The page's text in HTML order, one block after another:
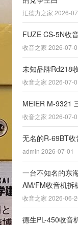
汇德力之家 2026-
FUZE CS-5N收
收音之家 2026-07-
未知品牌Rd218
收音之家 2026-07-
MEIER M-9321
收音之家 2026-07-
无名的R-69BT
admin 2026-07-01
一台不知名的东
AM/FM收音机拆
收音之家 2026-06-
德生PL-450收音